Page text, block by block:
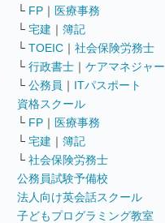
└ FP ｜ 医療事務
└ 宅建 ｜ 簿記
└ TOEIC ｜ 社会保険労務士
└ 行政書士 ｜ ケアマネジャー
└ 公務員 ｜ ITパスポート
資格スクール
└ FP ｜ 医療事務
└ 宅建 ｜ 簿記
└ 社会保険労務士
公務員試験予備校
法人向け英会話スクール
子どもプログラミング教室